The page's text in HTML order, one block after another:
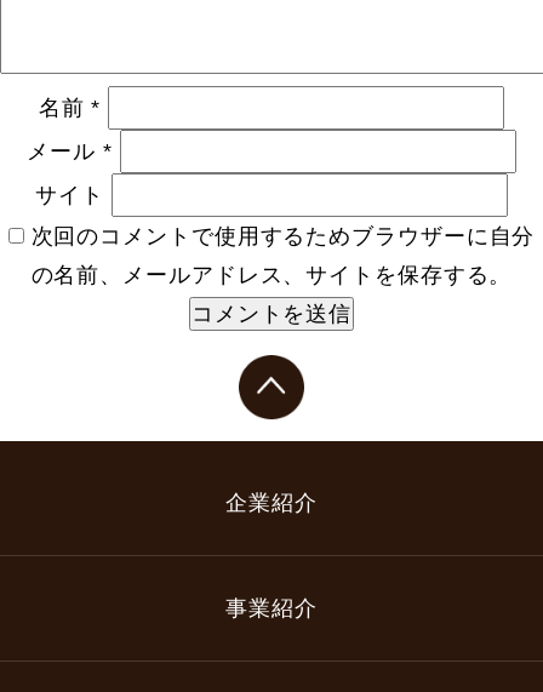
名前*
メール *
サイト
次回のコメントで使用するためブラウザーに自分
の名前、メールアドレス、サイトを保存する。
企業紹介
事業紹介